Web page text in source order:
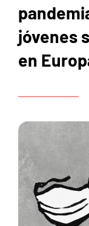
jóvenes
en